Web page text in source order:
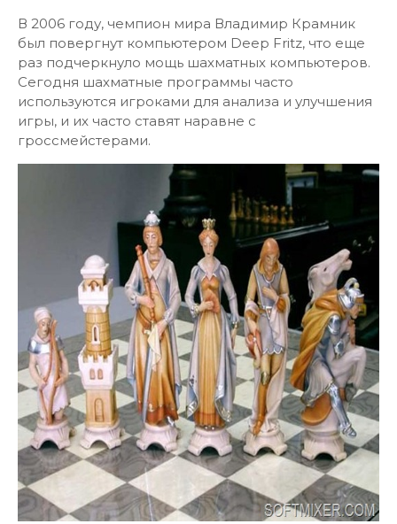
В 2006 году, чемпион мира Владимир Крамник
был повергнут компьютером Deep Fritz, что еще
раз подчеркнуло мощь шахматных компьютеров.
Сегодня шахматные программы часто
используются игроками для анализа и улучшения
игры, и их часто ставят наравне с
гроссмейстерами.